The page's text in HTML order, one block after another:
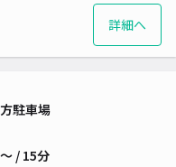
詳細へ
駐車場
/ 15分